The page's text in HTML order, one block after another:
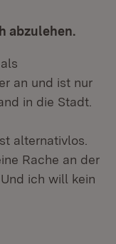
abzulehen.
an und ist nur
in die Stadt.
alternativlos.
Rache an der
ich will kein